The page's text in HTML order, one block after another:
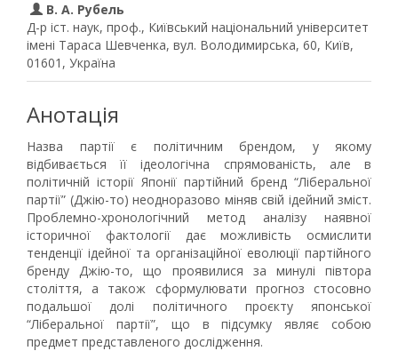
В. А. Рубель
Д-р іст. наук, проф., Київський національний університет
імені Тараса Шевченка, вул. Володимирська, 60, Київ,
01601, Україна
Анотація
Назва партії є політичним брендом, у якому
відбивається її ідеологічна спрямованість, але в
політичній історії Японії партійний бренд “Ліберальної
партії” (Джію-то) неодноразово міняв свій ідейний зміст.
Проблемно-хронологічний метод аналізу наявної
історичної фактології дає можливість осмислити
тенденції ідейної та організаційної еволюції партійного
бренду Джію-то, що проявилися за минулі півтора
століття, а також сформулювати прогноз стосовно
подальшої долі політичного проєкту японської
“Ліберальної партії”, що в підсумку являє собою
предмет представленого дослідження.